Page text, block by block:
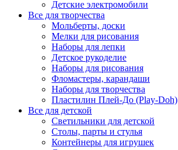
Детские электромобили
Все для творчества
Мольберты, доски
Мелки для рисования
Наборы для лепки
Детское рукоделие
Наборы для рисования
Фломастеры, карандаши
Наборы для творчества
Пластилин Плей-До (Play-Doh)
Все для детской
Светильники для детской
Столы, парты и стулья
Контейнеры для игрушек